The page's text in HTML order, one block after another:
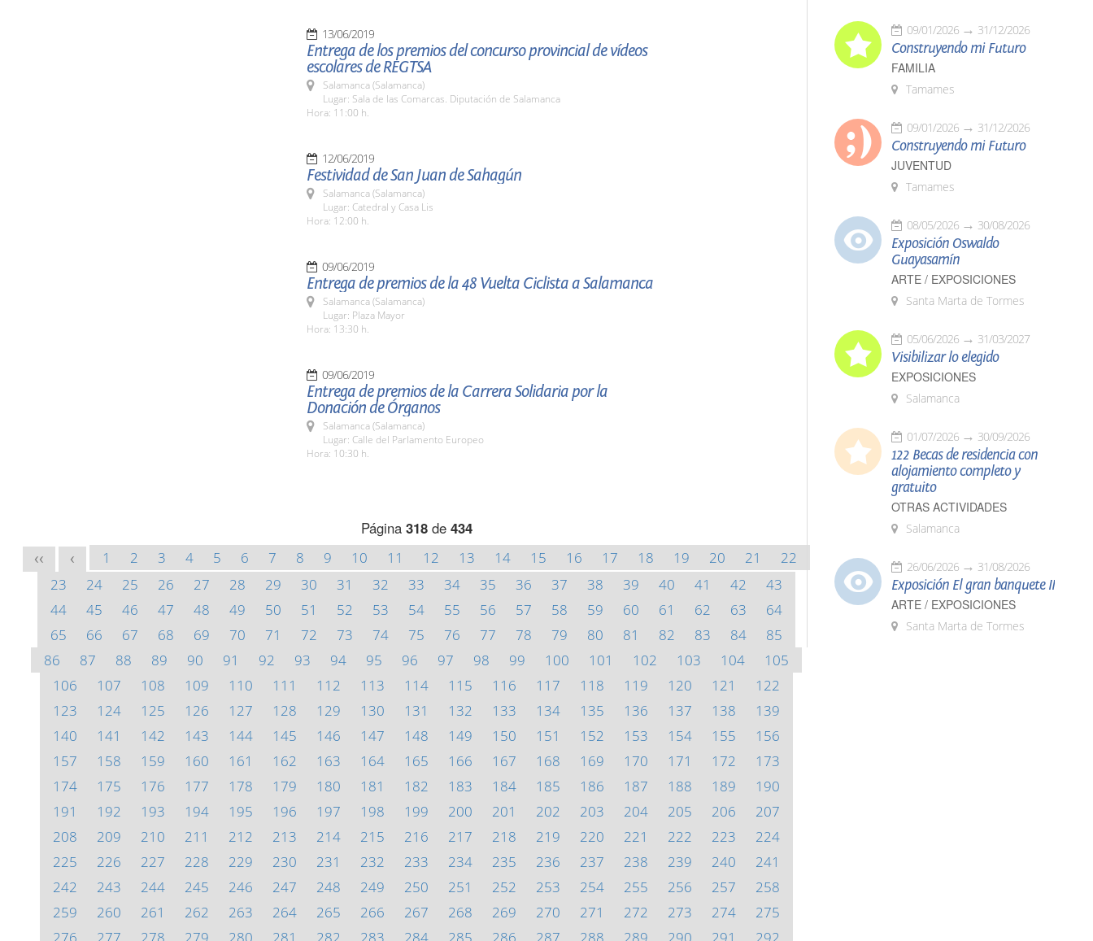
13/06/2019
Entrega de los premios del concurso provincial de vídeos
escolares de REGTSA
Salamanca (Salamanca)
Lugar: Sala de las Comarcas. Diputación de Salamanca
Hora: 11:00 h.
12/06/2019
Festividad de San Juan de Sahagún
Salamanca (Salamanca)
Lugar: Catedral y Casa Lis
Hora: 12:00 h.
09/06/2019
Entrega de premios de la 48 Vuelta Ciclista a Salamanca
Salamanca (Salamanca)
Lugar: Plaza Mayor
Hora: 13:30 h.
09/06/2019
Entrega de premios de la Carrera Solidaria por la
Donación de Órganos
Salamanca (Salamanca)
Lugar: Calle del Parlamento Europeo
Hora: 10:30 h.
Página 318de 434
<< < 1 2 3 4 5 6 7 8 9 10 11 12 13 14 15 16 17 18 19 20 21
22
23
24 25 26 27 28 29 30 31 32 33 34 35 36 37 38 39 40 41 42
43
44
45 46 47 48 49 50 51 52 53 54 55 56 57 58 59 60 61 62 63
64
65
66 67 68 69 70 71 72 73 74 75 76 77 78 79 80 81 82 83 84
85
86
87 88 89 90 91 92 93 94 95 96 97 98 99 100 101 102 103 104
105
106
107 108 109 110 111 112 113 114 115 116 117 118 119 120 121
122
123
124 125 126 127 128 129 130 131 132 133 134 135 136 137 138
139
140
141 142 143 144 145 146 147 148 149 150 151 152 153 154 155
156
157
158 159 160 161 162 163 164 165 166 167 168 169 170 171 172
173
174
175 176 177 178 179 180 181 182 183 184 185 186 187 188 189
190
191
192 193 194 195 196 197 198 199 200 201 202 203 204 205 206
207
208
209 210 211 212 213 214 215 216 217 218 219 220 221 222 223
224
225
226 227 228 229 230 231 232 233 234 235 236 237 238 239 240
241
242
243 244 245 246 247 248 249 250 251 252 253 254 255 256 257
258
259
260 261 262 263 264 265 266 267 268 269 270 271 272 273 274
275
09/01/2026 31/12/2026
Construyendo mi Futuro
FAMILIA
Tamames
09/01/2026 31/12/2026
Construyendo mi Futuro
JUVENTUD
Tamames
08/05/2026 30/08/2026
Exposición Oswaldo
Guayasamín
ARTE / EXPOSICIONES
Santa Marta de Tormes
05/06/2026 31/03/2027
Visibilizar lo elegido
EXPOSICIONES
Salamanca
01/07/2026 30/09/2026
122 Becas de residencia con
alojamiento completo y
gratuito
OTRAS ACTIVIDADES
Salamanca
26/06/2026 31/08/2026
Exposición El gran banquete II
ARTE / EXPOSICIONES
Santa Marta de Tormes